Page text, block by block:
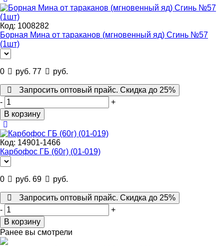
Код: 1008282
Борная Мина от тараканов (мгновенный яд) Сгинь №57
(1шт)
0 руб. 77 руб.
Запросить оптовый прайс. Скидка до 25%
-
+
В корзину
Код: 14901-1466
Карбофос ГБ (60г) (01-019)
0 руб. 69 руб.
Запросить оптовый прайс. Скидка до 25%
-
+
В корзину
Ранее вы смотрели